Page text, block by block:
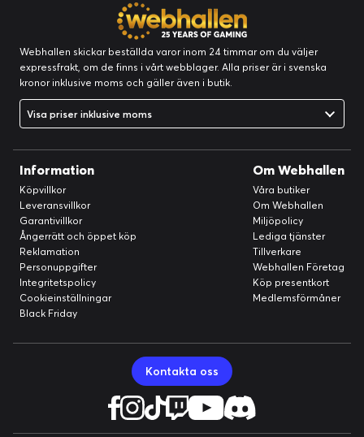
Webhallen skickar beställda varor inom 24 timmar om du väljer
expressfrakt, om de finns i vårt webblager. Alla priser är i svenska
kronor inklusive moms och gäller även i butik.
Visa priser inklusive moms
Information
Köpvillkor
Leveransvillkor
Garantivillkor
Ångerrätt och öppet köp
Reklamation
Personuppgifter
Integritetspolicy
Cookieinställningar
Black Friday
Om Webhallen
Våra butiker
Om Webhallen
Miljöpolicy
Lediga tjänster
Tillverkare
Webhallen Företag
Köp presentkort
Medlemsförmåner
Kontakta oss